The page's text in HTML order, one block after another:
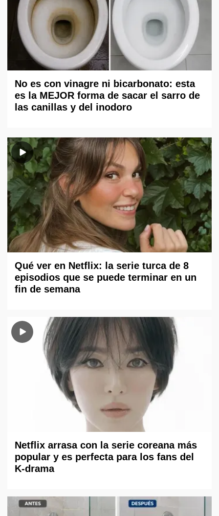
No es con vinagre ni bicarbonato: esta
es la MEJOR forma de sacar el sarro de
las canillas y del inodoro
Qué ver en Netflix: la serie turca de 8
episodios que se puede terminar en un
fin de semana
Netflix arrasa con la serie coreana más
popular y es perfecta para los fans del
K-drama